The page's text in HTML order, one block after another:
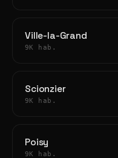
Ville-la-Grand
9K hab.
Scionzier
9K hab.
Poisy
9K hab.